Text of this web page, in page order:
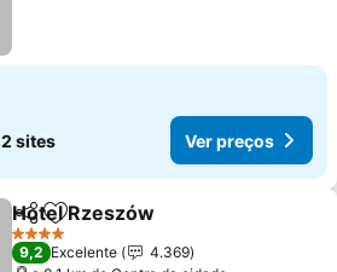
2 sites Ver preços
PartilharAdicionar aos favoritos
Hotel Rzeszów
4 Estrelas
9,2 Excelente
4.369